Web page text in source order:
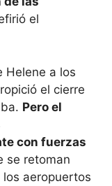
el
Helene a los
el cierre
Pero el
con fuerzas
se retoman
aeropuertos